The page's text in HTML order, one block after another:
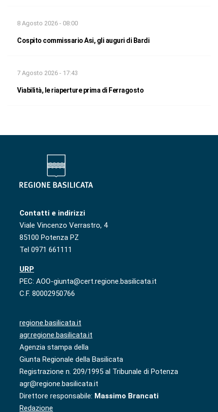
8 Agosto 2026 - 08:00
Cospito commissario Asi, gli auguri di Bardi
7 Agosto 2026 - 17:43
Viabilità, le riaperture prima di Ferragosto
Contatti e indirizzi
Viale Vincenzo Verrastro, 4
85100 Potenza PZ
Tel 0971 661111
URP
PEC: AOO-giunta@cert.regione.basilicata.it
C.F. 80002950766
regione.basilicata.it
agr.regione.basilicata.it
Agenzia stampa della
Giunta Regionale della Basilicata
Registrazione n. 209/1995 al Tribunale di Potenza
agr@regione.basilicata.it
Direttore responsabile: Massimo Brancati
Redazione